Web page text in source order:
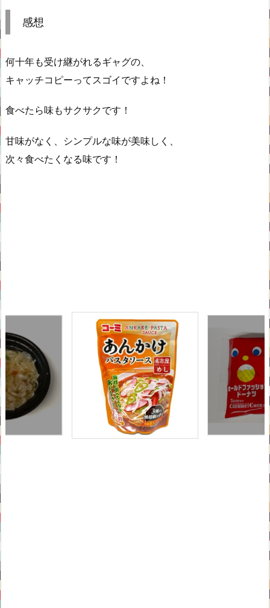
感想
何十年も受け継がれるギャグの、
キャッチコピーってスゴイですよね！
食べたら味もサクサクです！
甘味がなく、シンプルな味が美味しく、
次々食べたくなる味です！